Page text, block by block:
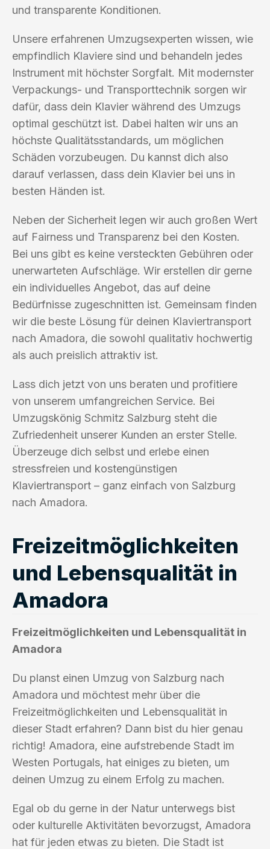
und transparente Konditionen.
Unsere erfahrenen Umzugsexperten wissen, wie
empfindlich Klaviere sind und behandeln jedes
Instrument mit höchster Sorgfalt. Mit modernster
Verpackungs- und Transporttechnik sorgen wir
dafür, dass dein Klavier während des Umzugs
optimal geschützt ist. Dabei halten wir uns an
höchste Qualitätsstandards, um möglichen
Schäden vorzubeugen. Du kannst dich also
darauf verlassen, dass dein Klavier bei uns in
besten Händen ist.
Neben der Sicherheit legen wir auch großen Wert
auf Fairness und Transparenz bei den Kosten.
Bei uns gibt es keine versteckten Gebühren oder
unerwarteten Aufschläge. Wir erstellen dir gerne
ein individuelles Angebot, das auf deine
Bedürfnisse zugeschnitten ist. Gemeinsam finden
wir die beste Lösung für deinen Klaviertransport
nach Amadora, die sowohl qualitativ hochwertig
als auch preislich attraktiv ist.
Lass dich jetzt von uns beraten und profitiere
von unserem umfangreichen Service. Bei
Umzugskönig Schmitz Salzburg steht die
Zufriedenheit unserer Kunden an erster Stelle.
Überzeuge dich selbst und erlebe einen
stressfreien und kostengünstigen
Klaviertransport – ganz einfach von Salzburg
nach Amadora.
Freizeitmöglichkeiten
und Lebensqualität in
Amadora
Freizeitmöglichkeiten und Lebensqualität in
Amadora
Du planst einen Umzug von Salzburg nach
Amadora und möchtest mehr über die
Freizeitmöglichkeiten und Lebensqualität in
dieser Stadt erfahren? Dann bist du hier genau
richtig! Amadora, eine aufstrebende Stadt im
Westen Portugals, hat einiges zu bieten, um
deinen Umzug zu einem Erfolg zu machen.
Egal ob du gerne in der Natur unterwegs bist
oder kulturelle Aktivitäten bevorzugst, Amadora
hat für jeden etwas zu bieten. Die Stadt ist